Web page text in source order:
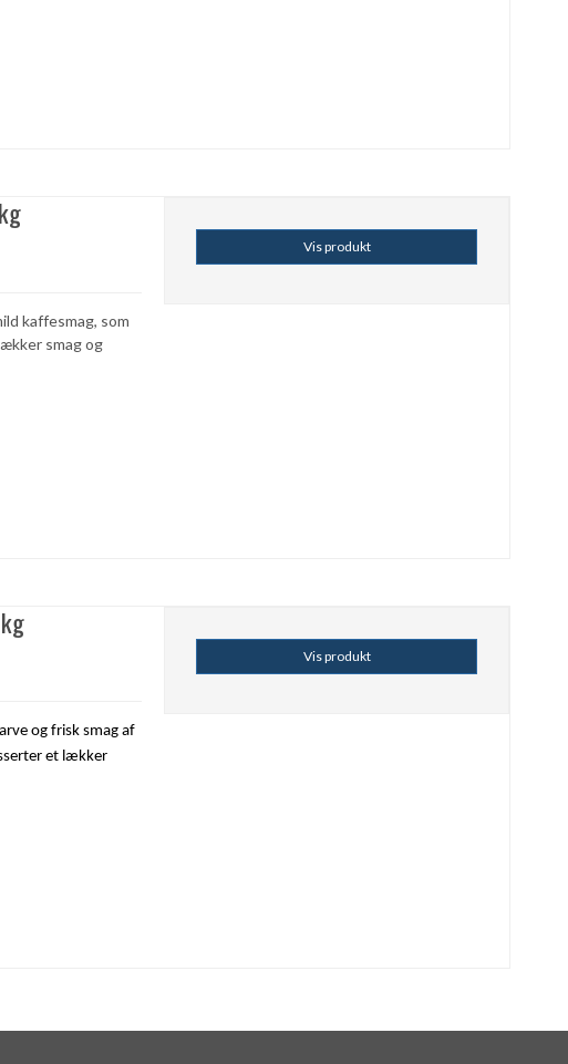
kaffesmag, som
smag og
Vis produkt
og frisk smag af
et lækker
Vis produkt